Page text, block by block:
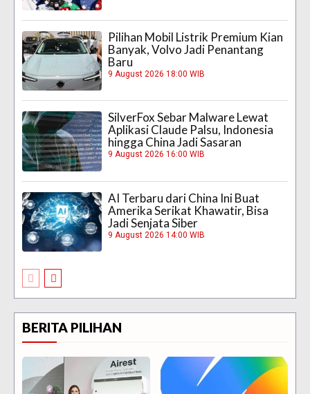
Pilihan Mobil Listrik Premium Kian
Banyak, Volvo Jadi Penantang
Baru
9 August 2026 18:00 WIB
SilverFox Sebar Malware Lewat
Aplikasi Claude Palsu, Indonesia
hingga China Jadi Sasaran
9 August 2026 16:00 WIB
AI Terbaru dari China Ini Buat
Amerika Serikat Khawatir, Bisa
Jadi Senjata Siber
9 August 2026 14:00 WIB
BERITA PILIHAN